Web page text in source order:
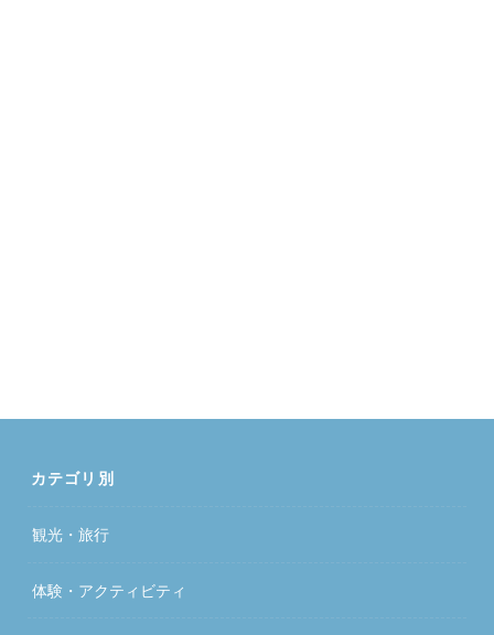
カテゴリ別
観光・旅行
体験・アクティビティ